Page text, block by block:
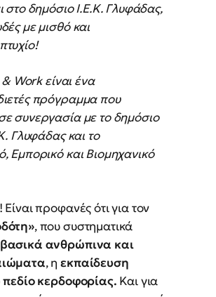
στο δημόσιο Ι.Ε.Κ. Γλυφάδας,
με μισθό και
Work είναι ένα
πρόγραμμα που
συνεργασία με το δημόσιο
Γλυφάδας και το
Εμπορικό και Βιομηχανικό
προφανές ότι για τον
, που συστηματικά
ανθρώπινα και
, ηεκπαίδευση
πεδίο κερδοφορίας. Και για